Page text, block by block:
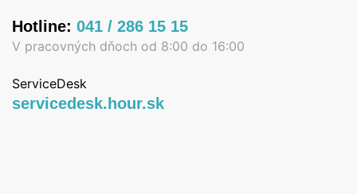
Hotline: 041 / 286 15 15
V pracovných dňoch od 8:00 do 16:00
ServiceDesk
servicedesk.hour.sk